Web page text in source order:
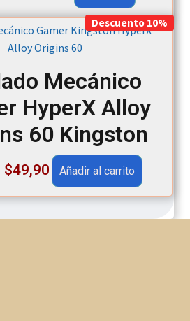
price
was:
$525,00.
price
is:
Descuento 10%
Mecánico
HyperX Alloy
60 Kingston
Original
$49,90Current
price
Añadir al carrito